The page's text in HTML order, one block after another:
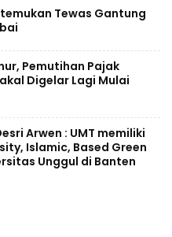
Tewas Gantung
Pemutihan Pajak
Digelar Lagi Mulai
Arwen : UMT memiliki
Islamic, Based Green
Unggul di Banten